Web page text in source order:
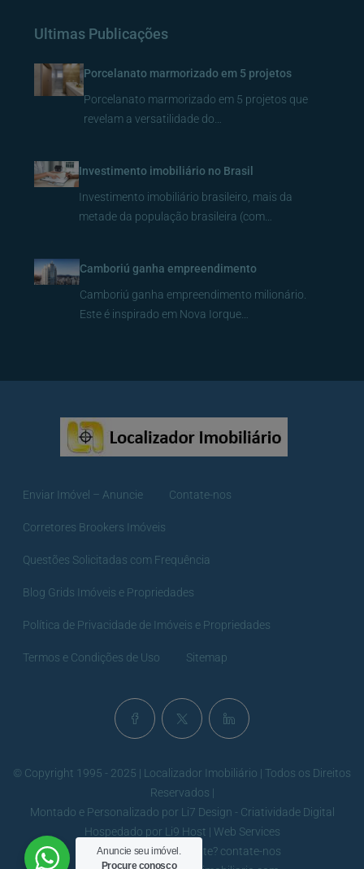
Ultimas Publicações
Porcelanato marmorizado em 5 projetos
Porcelanato marmorizado em 5 projetos que
revelam a versatilidade do…
Investimento imobiliário no Brasil
Investimento imobiliário brasileiro, mais da
metade da população brasileira (com…
Camboriú ganha empreendimento
Camboriú ganha empreendimento milionário.
Este é inspirado em Nova Iorque…
Enviar Imóvel – Anuncie Contate-nos
Corretores Brookers Imóveis
Questões Solicitadas com Frequência
Blog Grids Imóveis e Propriedades
Política de Privacidade de Imóveis e Propriedades
Termos e Condições de Uso Sitemap
© Copyright 1995 - 2025 | Localizador Imobiliário | Todos os Direitos
Reservados |
Montado e Personalizado por Li7 Design - Criatividade Digital
Hospedado por Li9 Host | Web Services
Problemas com o website? contate-nos
Anuncie seu imóvel.
Procure conosco